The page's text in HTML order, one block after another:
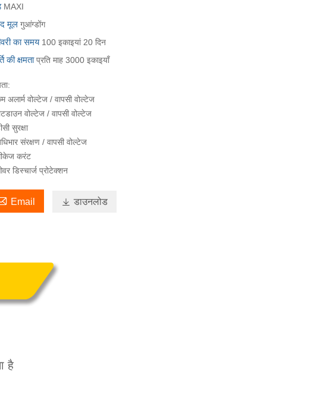
MAXI
मूलगुआंग्डोंग
का समय 100 इकाइयां 20 दिन
की क्षमताप्रति माह 3000 इकाइयाँ
अलार्म वोल्टेज / वापसी वोल्टेज
वोल्टेज / वापसी वोल्टेज
सुरक्षा
संरक्षण / वापसी वोल्टेज
करंट
डिस्चार्ज प्रोटेक्शन
Email  डाउनलोड
है